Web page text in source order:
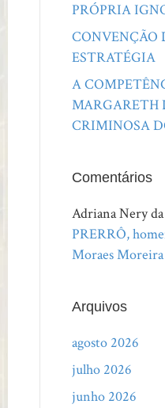
PRÓPRIA
CONVENÇÃO
ESTRATÉGIA
A
MARGARETH
CRIMINOSA
Comentários
Adriana Nery da
PRERRÔ,
Moraes Moreira
Arquivos
agosto 2026
julho 2026
junho 2026